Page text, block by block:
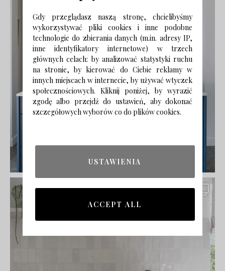
Gdy przeglądasz naszą stronę, chcielibyśmy
wykorzystywać pliki cookies i inne podobne
technologie do zbierania danych (m.in. adresy IP,
inne identyfikatory internetowe) w trzech
głównych celach: by analizować statystyki ruchu
na stronie, by kierować do Ciebie reklamy w
innych miejscach w internecie, by używać wtyczek
społecznościowych. Kliknij poniżej, by wyrazić
zgodę albo przejdź do ustawień, aby dokonać
szczegółowych wyborów co do plików cookies.
USTAWIENIA
ACCEPT ALL